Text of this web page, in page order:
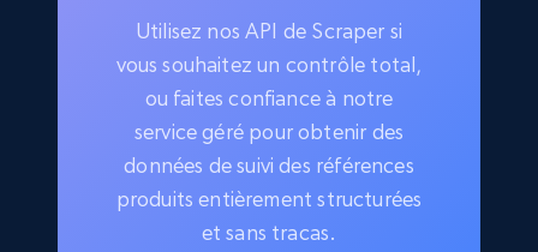
Utilisez nos API de Scraper si
vous souhaitez un contrôle total,
ou faites confiance à notre
service géré pour obtenir des
données de suivi des références
produits entièrement structurées
et sans tracas.